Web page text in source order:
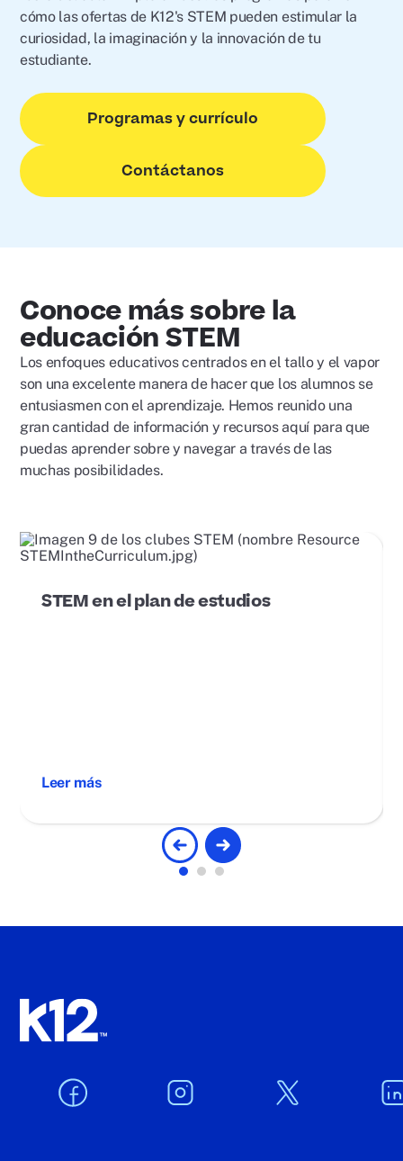
cómo las ofertas de K12's STEM pueden estimular la
curiosidad, la imaginación y la innovación de tu
estudiante.
Programas y currículo
Contáctanos
Conoce más sobre la
educación STEM
Los enfoques educativos centrados en el tallo y el vapor
son una excelente manera de hacer que los alumnos se
entusiasmen con el aprendizaje. Hemos reunido una
gran cantidad de información y recursos aquí para que
puedas aprender sobre y navegar a través de las
muchas posibilidades.
STEM en el plan de estudios
Leer más